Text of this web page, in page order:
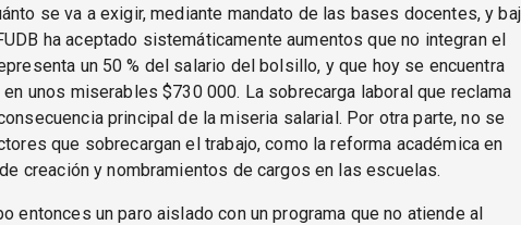
se va a exigir, mediante mandato de las bases docentes, y
ha aceptado sistemáticamente aumentos que no integran el
un 50 % del salario del bolsillo, y que hoy se encuentra
unos miserables $730 000. La sobrecarga laboral que reclama
principal de la miseria salarial. Por otra parte, no se
que sobrecargan el trabajo, como la reforma académica en
creación y nombramientos de cargos en las escuelas.
entonces un paro aislado con un programa que no atiende al